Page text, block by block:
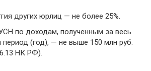
других юрлиц — не более 25%.
по доходам, полученным за весь
период (год), — не выше 150 млн руб.
НК РФ).